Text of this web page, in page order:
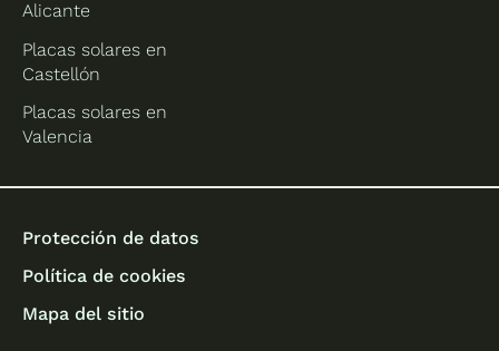
Alicante
Placas solares en
Castellón
Placas solares en
Valencia
Protección de datos
Política de cookies
Mapa del sitio